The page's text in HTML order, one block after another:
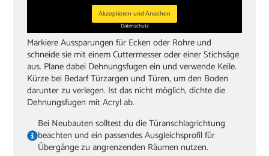
Akzeptieren und Ansehen
Datenschutz
Markiere Aussparungen für Ecken oder Rohre und
schneide sie mit einem Cuttermesser oder einer Stichsäge
aus. Plane dabei Dehnungsfugen ein und verwende Keile.
Kürze bei Bedarf Türzargen und Türen, um den Boden
darunter zu verlegen. Ist das nicht möglich, dichte die
Dehnungsfugen mit Acryl ab.
Bei Neubauten solltest du die Türanschlagrichtung
beachten und ein passendes Ausgleichsprofil für
Übergänge zu angrenzenden Räumen nutzen.